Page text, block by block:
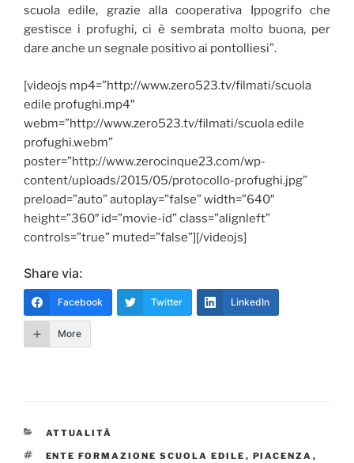
scuola edile, grazie alla cooperativa Ippogrifo che
gestisce i profughi, ci è sembrata molto buona, per
dare anche un segnale positivo ai pontolliesi”.
[videojs mp4=”http://www.zero523.tv/filmati/scuola
edile profughi.mp4″
webm=”http://www.zero523.tv/filmati/scuola edile
profughi.webm”
poster=”http://www.zerocinque23.com/wp-
content/uploads/2015/05/protocollo-profughi.jpg”
preload=”auto” autoplay=”false” width=”640″
height=”360″ id=”movie-id” class=”alignleft”
controls=”true” muted=”false”][/videojs]
Share via:
Facebook Twitter LinkedIn
More
CATEGORIE
ATTUALITÀ
TAG
ENTE FORMAZIONE SCUOLA EDILE , PIACENZA ,